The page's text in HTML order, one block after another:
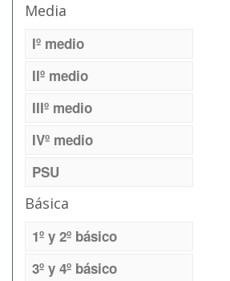
Media
Iº medio
IIº medio
IIIº medio
IVº medio
PSU
Básica
1º y 2º básico
3º y 4º básico